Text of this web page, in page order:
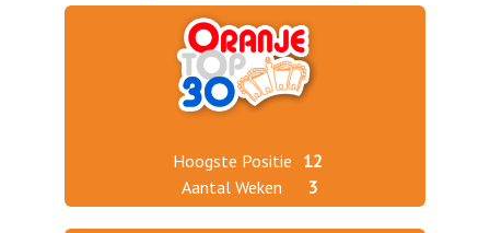
Hoogste Positie 12
Aantal Weken
3